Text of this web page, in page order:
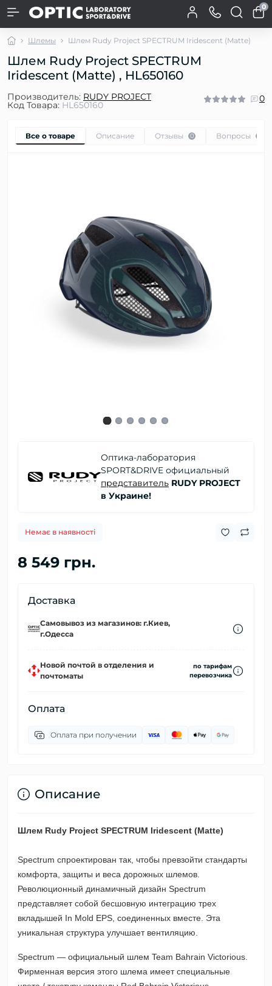
0
Шлемы Шлем Rudy Project SPECTRUM Iridescent (Matte)
Шлем Rudy Project SPECTRUM
Iridescent (Matte) , HL650160
Производитель: RUDY PROJECT
Код Товара: HL650160
0
Все о товаре Описание Отзывы 0 Вопросы
Оптика-лаборатория
SPORT&DRIVE официальный
представитель RUDY PROJECT
в Украине!
Немає в наявності
8 549 грн.
Доставка
Самовывоз из магазинов: г.Киев,
г.Одесса
Новой почтой в отделения и
почтоматы
по тарифам
перевозчика
Оплата
Оплата при получении
Описание
Шлем Rudy Project SPECTRUM Iridescent (Matte)
Spectrum спроектирован так, чтобы превзойти стандарты
комфорта, защиты и веса дорожных шлемов.
Революционный динамичный дизайн Spectrum
представляет собой бесшовную интеграцию трех
вкладышей In Mold EPS, соединенных вместе. Эта
уникальная структура улучшает вентиляцию.
Spectrum — официальный шлем Team Bahrain Victorious.
Фирменная версия этого шлема имеет специальные